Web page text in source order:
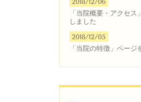
2018/12/06
「当院概要・アクセ
しました
2018/12/05
「当院の特徴」ページ